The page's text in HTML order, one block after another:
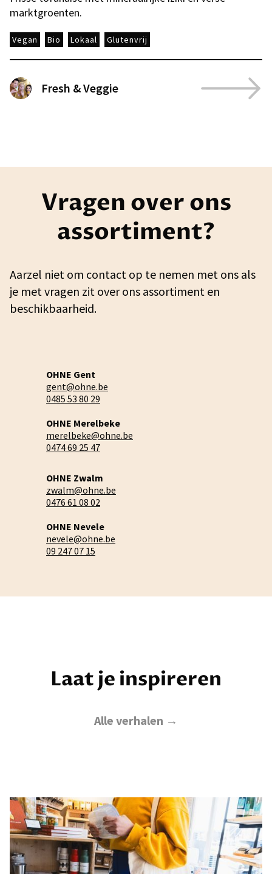
marktgroenten.
Vegan Bio Lokaal Glutenvrij
Fresh & Veggie
Vragen over ons
assortiment?
Aarzel niet om contact op te nemen met ons als
je met vragen zit over ons assortiment en
beschikbaarheid.
OHNE Gent
gent@ohne.be
0485 53 80 29
OHNE Merelbeke
merelbeke@ohne.be
0474 69 25 47
OHNE Zwalm
zwalm@ohne.be
0476 61 08 02
OHNE Nevele
nevele@ohne.be
09 247 07 15
Laat je inspireren
Alle verhalen →